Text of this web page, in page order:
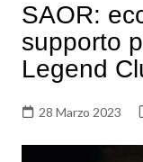
SAOR:
supporto
Legend
28 Marzo 2023